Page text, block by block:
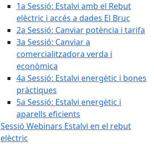
1a Sessió: Estalvi amb el Rebut
elèctric i accés a dades El Bruc
2a Sessió: Canviar potència i tarifa
3a Sessió: Canviar a
comercialitzadora verda i
econòmica
4a Sessió: Estalvi energètic i bones
pràctiques
5a Sessió: Estalvi energètic i
aparells eficients
Sessió Webinars Estalvi en el rebut
elèctric